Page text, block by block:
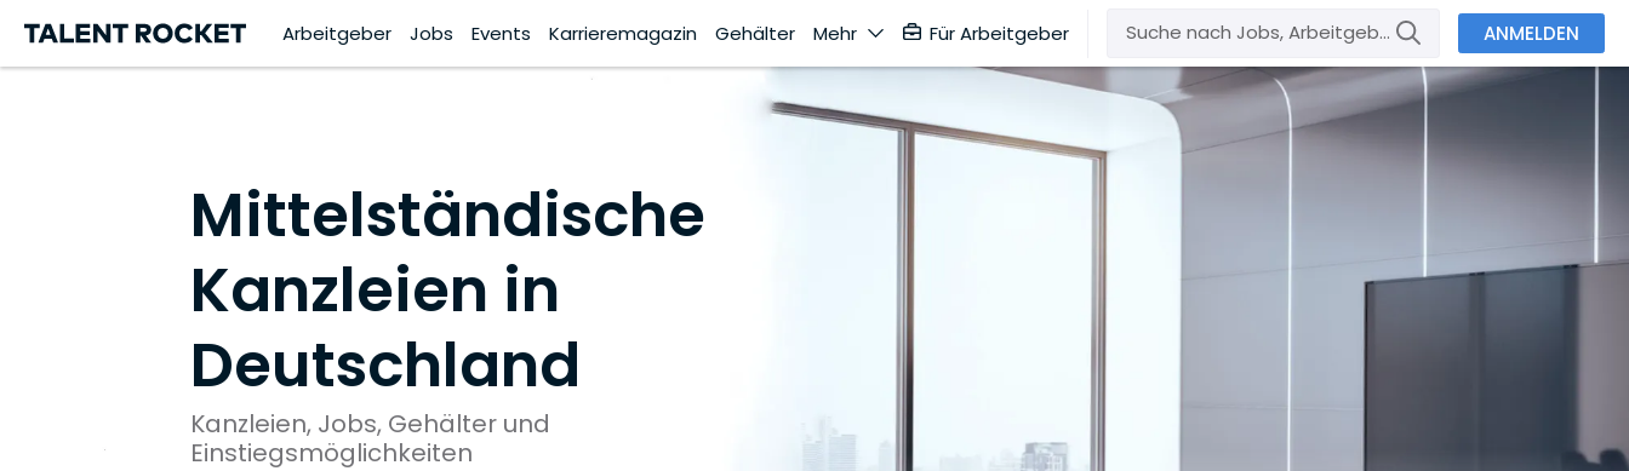
Arbeitgeber Jobs Events Karrieremagazin Gehälter Mehr Für Arbeitgeber ANMELDEN
Mittelständische
Kanzleien in
Deutschland
Kanzleien, Jobs, Gehälter und
Einstiegsmöglichkeiten